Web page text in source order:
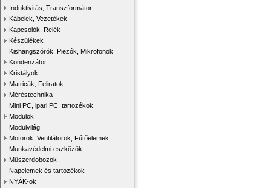
Induktivitás, Transzformátor
Kábelek, Vezetékek
Kapcsolók, Relék
Készülékek
Kishangszórók, Piezók, Mikrofonok
Kondenzátor
Kristályok
Matricák, Feliratok
Méréstechnika
Mini PC, ipari PC, tartozékok
Modulok
Modulvilág
Motorok, Ventilátorok, Fűtőelemek
Munkavédelmi eszközök
Műszerdobozok
Napelemek és tartozékok
NYÁK-ok